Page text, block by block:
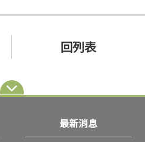
回列表
最新消息